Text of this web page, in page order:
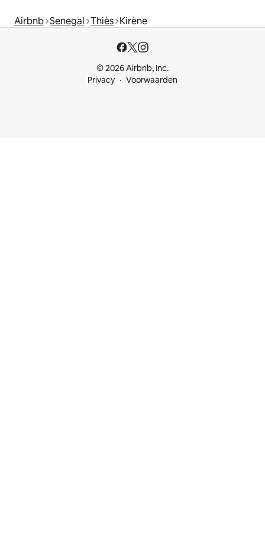
Airbnb Senegal Thiès Kirène
© 2026 Airbnb, Inc.
Privacy
Voorwaarden